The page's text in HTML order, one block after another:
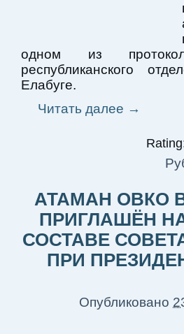
одном из
республиканского
Елабуге.
Читать далее →
АТАМАН ОВКО
ПРИГЛАШЁН
СОСТАВЕ
ПРИ
Опубликовано